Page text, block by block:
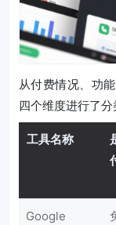
从付费情况、功
四个维度进行了
工具名称
Google